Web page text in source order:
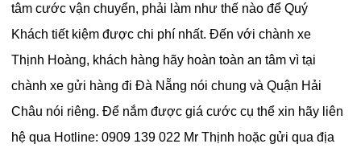
tâm cước vận chuyển, phải làm như thế nào để Quý
Khách tiết kiệm được chi phí nhất. Đến với chành xe
Thịnh Hoàng, khách hàng hãy hoàn toàn an tâm vì tại
chành xe gửi hàng đi Đà Nẵng nói chung và Quận Hải
Châu nói riêng. Để nắm được giá cước cụ thể xin hãy liên
hệ qua Hotline: 0909 139 022 Mr Thịnh hoặc gửi qua địa